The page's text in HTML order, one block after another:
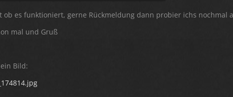
ob es funktioniert, gerne Rückmeldung dann probier ichs nochmal
mal und Gruß
Bild: